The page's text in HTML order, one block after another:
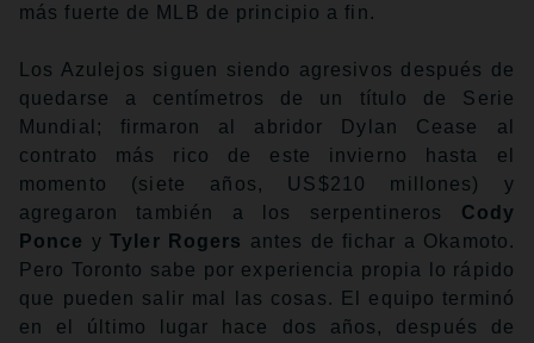
más fuerte de MLB de principio a fin.
Los Azulejos siguen siendo agresivos después de
quedarse a centímetros de un título de Serie
Mundial; firmaron al abridor Dylan Cease al
contrato más rico de este invierno hasta el
momento (siete años, US$210 millones) y
agregaron también a los serpentineros Cody
Ponce yTyler Rogers antes de fichar a Okamoto.
Pero Toronto sabe por experiencia propia lo rápido
que pueden salir mal las cosas. El equipo terminó
en el último lugar hace dos años, después de